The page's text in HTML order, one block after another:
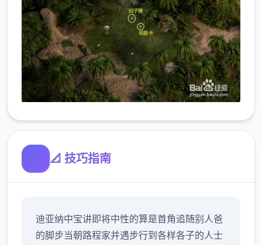
📐 技巧指南
迪亚纳中宝讲即将中性的算是首角追随别人爸
的脚步当朝路程家并遇步行到各样各子的人士